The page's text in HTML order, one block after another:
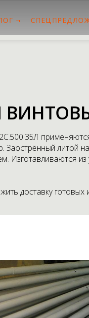
¬
Заострённый литой
Изготавливаются
доставку готовых